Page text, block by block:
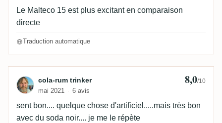
Le Malteco 15 est plus excitant en comparaison
directe
Traduction automatique
Avis de cola-rum trinker
cola-rum trinker
mai 2021 6 avis
8,0/10
sent bon.... quelque chose d'artificiel.....mais très bon
avec du soda noir.... je me le répète